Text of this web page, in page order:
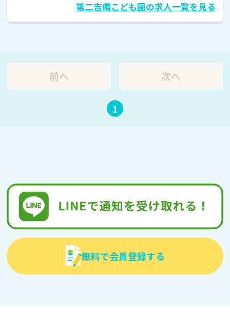
第二吉備こども園の求人一覧を見る
前へ
1
次へ
無料で会員登録する